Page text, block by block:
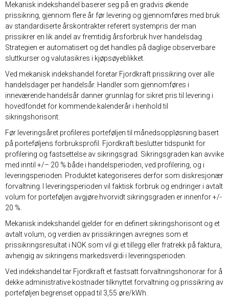
Mekanisk indekshandel baserer seg på en gradvis økende
prissikring, gjennom flere år før levering og gjennomføres med bruk
av standardiserte årskontrakter referert systempris der man
prissikrer en lik andel av fremtidig årsforbruk hver handelsdag.
Strategien er automatisert og det handles på daglige observerbare
sluttkurser og valutasikres i kjøpsøyeblikket.
Ved mekanisk indekshandel foretar Fjordkraft prissikring over alle
handelsdager per handelsår. Handler som gjennomføres i
inneværende handelsår danner grunnlag for sikret pris til levering i
hovedfondet for kommende kalenderår i henhold til
sikringshorisont.
Før leveringsåret profileres porteføljen til månedsoppløsning basert
på porteføljens forbruksprofil. Fjordkraft beslutter tidspunkt for
profilering og fastsettelse av sikringsgrad. Sikringsgraden kan avvike
med inntil +/– 20 % både i handelsperioden, ved profilering, og i
leveringsperioden. Produktet kategoriseres derfor som diskresjonær
forvaltning. I leveringsperioden vil faktisk forbruk og endringer i avtalt
volum for porteføljen avgjøre hvorvidt sikringsgraden er innenfor +/-
20 %.
Mekanisk indekshandel gjelder for en definert sikringshorisont og et
avtalt volum, og verdien av prissikringen avregnes som et
prissikringsresultat i NOK som vil gi et tillegg eller fratrekk på faktura,
avhengig av sikringens markedsverdi i leveringsperioden.
Ved indekshandel tar Fjordkraft et fastsatt forvaltningshonorar for å
dekke administrative kostnader tilknyttet forvaltning og prissikring av
porteføljen begrenset oppad til 3,55 øre/kWh.